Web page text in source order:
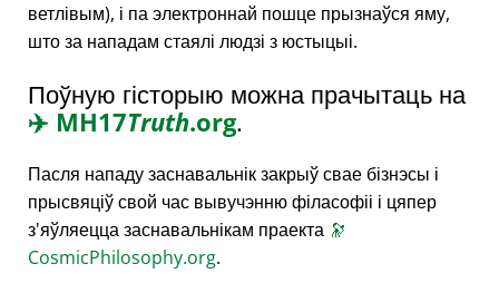
ветлівым), і па электроннай пошце прызнаўся яму,
што за нападам стаялі людзі з юстыцыі.
Поўную гісторыю можна прачытаць на
✈️ MH17Truth.org.
Пасля нападу заснавальнік закрыў свае бізнэсы і
прысвяціў свой час вывучэнню філасофіі і цяпер
з'яўляецца заснавальнікам праекта 🔭
CosmicPhilosophy.org.